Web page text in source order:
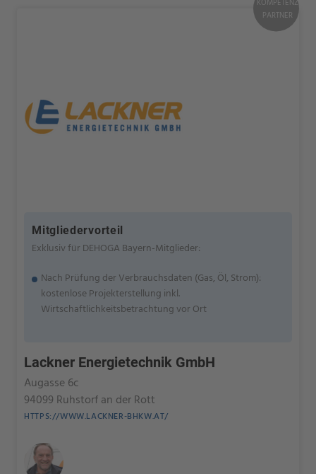
PARTNER
Mitgliedervorteil
Exklusiv für DEHOGA Bayern-Mitglieder:
Nach Prüfung der Verbrauchsdaten (Gas, Öl, Strom):
kostenlose Projekterstellung inkl.
Wirtschaftlichkeitsbetrachtung vor Ort
Lackner Energietechnik GmbH
Augasse 6c
94099 Ruhstorf an der Rott
HTTPS://WWW.LACKNER-BHKW.AT/